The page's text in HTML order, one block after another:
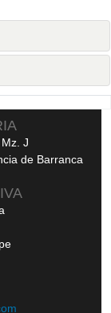
J
de Barranca